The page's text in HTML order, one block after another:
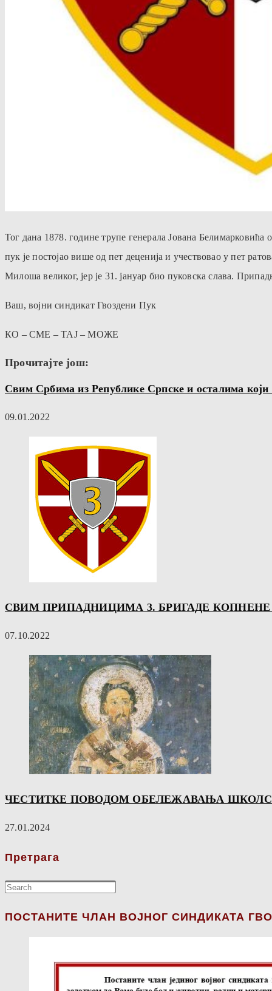
Тог дана 1878. године трупе генерала Јована
пук је постојао више од пет деценија и учествовао у пет
Милоша великог, јер је 31. јануар био пуковска слава.
Ваш, војни синдикат Гвоздени Пук
КО – СМЕ – ТАЈ – МОЖЕ
Прочитајте још:
Свим Србима из Републике Српске и осталима
09.01.2022
СВИМ ПРИПАДНИЦИМА 3. БРИГАДЕ
07.10.2022
ЧЕСТИТКЕ ПОВОДОМ ОБЕЛЕЖАВАЊА
27.01.2024
Претрага
ПОСТАНИТЕ ЧЛАН ВОЈНОГ СИНДИКАТА